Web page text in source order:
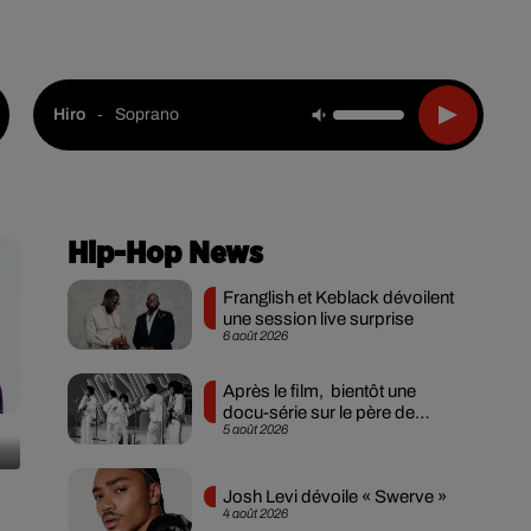
Hiro - Soprano
Hip-Hop News
6 août 2026
Franglish et Keblack dévoilent
une session live surprise
5 août 2026
Après le film, bientôt une
docu-série sur le père de
Michael Jackson
4 août 2026
Josh Levi dévoile « Swerve »